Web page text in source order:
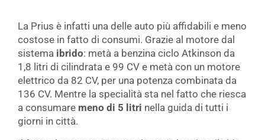
La Prius è infatti una delle auto più affidabili e meno
costose in fatto di consumi. Grazie al motore dal
sistema ibrido: metà a benzina ciclo Atkinson da
1,8 litri di cilindrata e 99 CV e metà con un motore
elettrico da 82 CV, per una potenza combinata da
136 CV. Mentre la specialità sta nel fatto che riesca
a consumare meno di 5 litri nella guida di tutti i
giorni in città.